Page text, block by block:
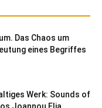
Das Chaos um
eines Begriffes
Werk: Sounds of